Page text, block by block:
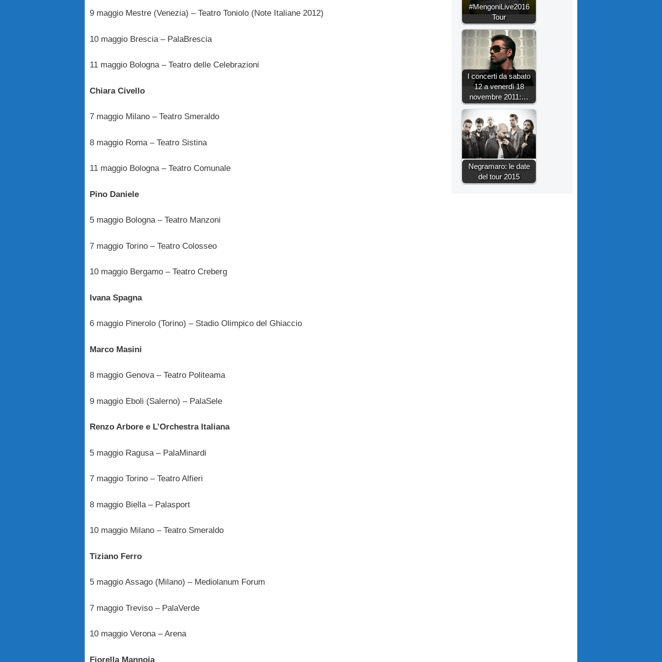
9 maggio Mestre (Venezia) – Teatro Toniolo (Note Italiane 2012)
10 maggio Brescia – PalaBrescia
11 maggio Bologna – Teatro delle Celebrazioni
Chiara Civello
7 maggio Milano – Teatro Smeraldo
8 maggio Roma – Teatro Sistina
11 maggio Bologna – Teatro Comunale
Pino Daniele
5 maggio Bologna – Teatro Manzoni
7 maggio Torino – Teatro Colosseo
10 maggio Bergamo – Teatro Creberg
Ivana Spagna
6 maggio Pinerolo (Torino) – Stadio Olimpico del Ghiaccio
Marco Masini
8 maggio Genova – Teatro Politeama
9 maggio Eboli (Salerno) – PalaSele
Renzo Arbore e L’Orchestra Italiana
5 maggio Ragusa – PalaMinardi
7 maggio Torino – Teatro Alfieri
8 maggio Biella – Palasport
10 maggio Milano – Teatro Smeraldo
Tiziano Ferro
5 maggio Assago (Milano) – Mediolanum Forum
7 maggio Treviso – PalaVerde
10 maggio Verona – Arena
Fiorella Mannoia
#MengoniLive2016
Tour
I concerti da sabato
12 a venerdì 18
novembre 2011:…
Negramaro: le date
del tour 2015